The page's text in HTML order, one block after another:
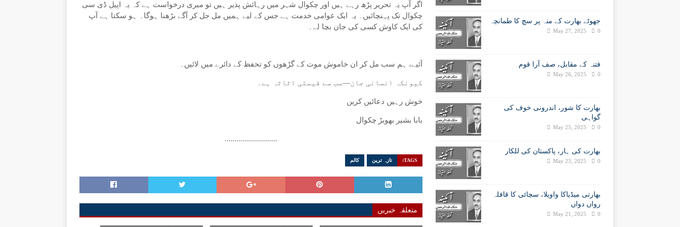
اگر آپ یہ تحریر پڑھ رہے ہیں اور چکوال شہر میں رہائش پذیر ہیں تو میری درخواست ہے کہ یہ اپیل ڈی سی
چکوال تک پہنچائیں۔ یہ ایک عوامی خدمت ہے جس کے لیے ہمیں مل جل کر آگے بڑھنا ہوگا۔ ہو سکتا ہے آپ
کی ایک کاوش کسی کی جان بچا لے۔
آئیے، ہم سب مل کر ان خاموش موت کے گڑھوں کو تحفظ کے دائرے میں لائیں۔
کیونکہ انسانی جان—سب سے قیمتی اثاثہ ہے۔
خوش رہیں دعائیں کریں
بابا بشیر بھوبڑ چکوال
..........................
TAGS: تازہ ترین کالم
متعلقہ خبریں
جھوٹے بھارت کے منہ پر سچ کا طمانچہ
May 27, 2025 0
فتنہ کے مقابل، صف آرا قوم
May 26, 2025 0
بھارت کا شور، اندرونی خوف کی
گواہی
May 25, 2025 0
بھارت کی ہار، پاکستان کی للکار
May 23, 2025 0
بھارتی میڈیاکا واویلا، سچائی کا قافلہ
رواں دواں
May 21, 2025 0